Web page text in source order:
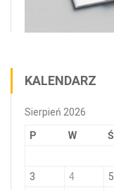
KALENDARZ
Sierpień 2026
P W Ś
3
4 5